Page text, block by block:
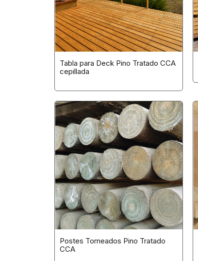
Tabla para Deck Pino Tratado CCA
cepillada
Postes Torneados Pino Tratado
CCA